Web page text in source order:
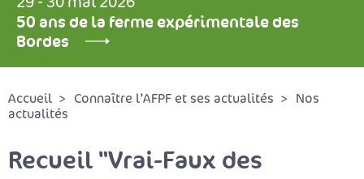
50 ans de la ferme expérimentale des
Bordes
Accueil Connaître l’AFPF et ses actualités
Nos
actualités
Recueil "Vrai-Faux des